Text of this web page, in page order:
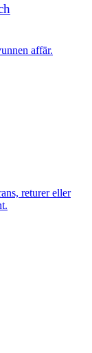
affär.
returer eller